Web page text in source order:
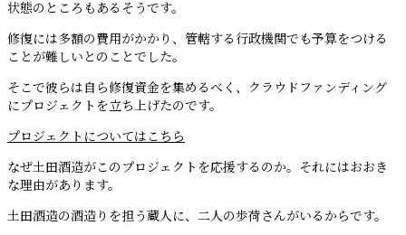
状態のところもあるそうです。
修復には多額の費用がかかり、管轄する行政機関でも予算をつける
ことが難しいとのことでした。
そこで彼らは自ら修復資金を集めるべく、クラウドファンディング
にプロジェクトを立ち上げたのです。
プロジェクトについてはこちら
なぜ土田酒造がこのプロジェクトを応援するのか。それにはおおき
な理由があります。
土田酒造の酒造りを担う蔵人に、二人の歩荷さんがいるからです。